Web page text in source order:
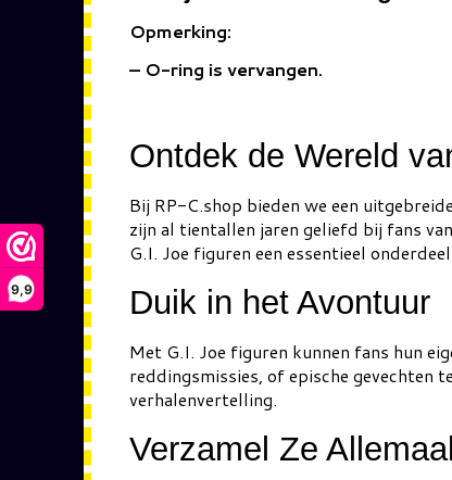
9,9
Opmerking:
– O-ring is vervangen.
Ontdek de Wereld
Bij RP-C.shop bieden we een
zijn al tientallen jaren geliefd bij fans
G.I. Joe figuren een essentieel
Duik in het Avontuur
Met G.I. Joe figuren kunnen fans hun
reddingsmissies, of epische gevechten
verhalenvertelling.
Verzamel Ze Allemaal